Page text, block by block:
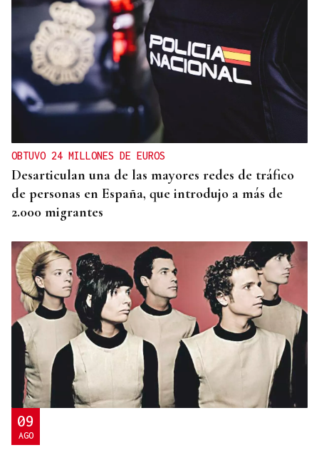
OBTUVO 24 MILLONES DE EUROS
Desarticulan una de las mayores redes de tráfico
de personas en España, que introdujo a más de
2.000 migrantes
09
AGO